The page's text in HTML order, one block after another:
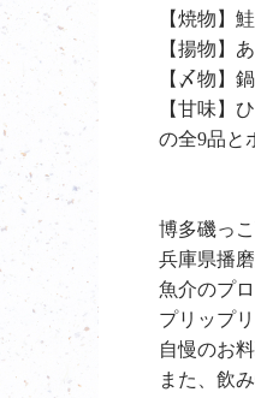
【焼物】
【揚物】
【〆物】
【甘味】
の全9品と
博多磯っ
兵庫県播
魚介のプ
プリップ
自慢のお
また、飲